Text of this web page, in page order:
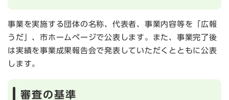
事業を実施する団体の名称、代表者、事業内容等を「広報
うだ」、市ホームページで公表します。また、事業完了後
は実績を事業成果報告会で発表していただくとともに公表
します。
審査の基準